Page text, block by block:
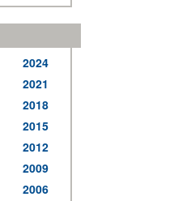
2024
2021
2018
2015
2012
2009
2006